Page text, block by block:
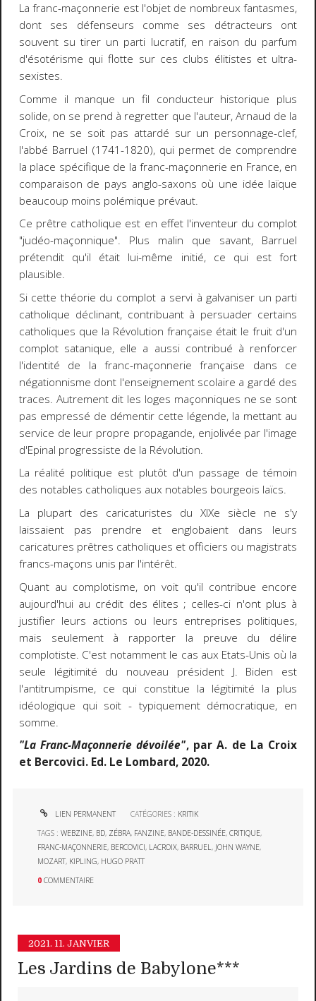
La franc-maçonnerie est l'objet de nombreux fantasmes,
dont ses défenseurs comme ses détracteurs ont
souvent su tirer un parti lucratif, en raison du parfum
d'ésotérisme qui flotte sur ces clubs élitistes et ultra-
sexistes.
Comme il manque un fil conducteur historique plus
solide, on se prend à regretter que l'auteur, Arnaud de la
Croix, ne se soit pas attardé sur un personnage-clef,
l'abbé Barruel (1741-1820), qui permet de comprendre
la place spécifique de la franc-maçonnerie en France, en
comparaison de pays anglo-saxons où une idée laïque
beaucoup moins polémique prévaut.
Ce prêtre catholique est en effet l'inventeur du complot
"judéo-maçonnique". Plus malin que savant, Barruel
prétendit qu'il était lui-même initié, ce qui est fort
plausible.
Si cette théorie du complot a servi à galvaniser un parti
catholique déclinant, contribuant à persuader certains
catholiques que la Révolution française était le fruit d'un
complot satanique, elle a aussi contribué à renforcer
l'identité de la franc-maçonnerie française dans ce
négationnisme dont l'enseignement scolaire a gardé des
traces. Autrement dit les loges maçonniques ne se sont
pas empressé de démentir cette légende, la mettant au
service de leur propre propagande, enjolivée par l'image
d'Epinal progressiste de la Révolution.
La réalité politique est plutôt d'un passage de témoin
des notables catholiques aux notables bourgeois laïcs.
La plupart des caricaturistes du XIXe siècle ne s'y
laissaient pas prendre et englobaient dans leurs
caricatures prêtres catholiques et officiers ou magistrats
francs-maçons unis par l'intérêt.
Quant au complotisme, on voit qu'il contribue encore
aujourd'hui au crédit des élites ; celles-ci n'ont plus à
justifier leurs actions ou leurs entreprises politiques,
mais seulement à rapporter la preuve du délire
complotiste. C'est notamment le cas aux Etats-Unis où la
seule légitimité du nouveau président J. Biden est
l'antitrumpisme, ce qui constitue la légitimité la plus
idéologique qui soit - typiquement démocratique, en
somme.
"La Franc-Maçonnerie dévoilée", par A. de La Croix
et Bercovici. Ed. Le Lombard, 2020.
LIEN PERMANENT CATÉGORIES : KRITIK
TAGS :WEBZINE, BD, ZÉBRA, FANZINE, BANDE-DESSINÉE,CRITIQUE,
FRANC-MAÇONNERIE, BERCOVICI, LACROIX, BARRUEL, JOHN WAYNE,
MOZART, KIPLING, HUGO PRATT
0 COMMENTAIRE
2021. 11. JANVIER
Les Jardins de Babylone***